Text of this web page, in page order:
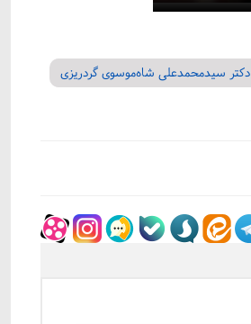
دکتر سیدمحمدعلی شاه‌موسوی گردریزی